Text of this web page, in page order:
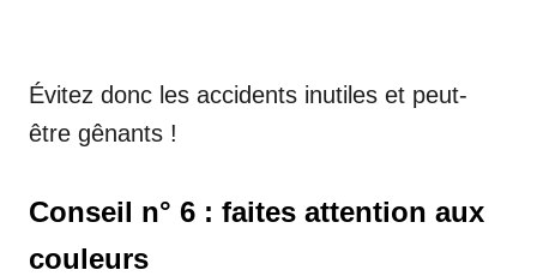
Évitez donc les accidents inutiles et peut-
être gênants !
Conseil n° 6 : faites attention aux
couleurs